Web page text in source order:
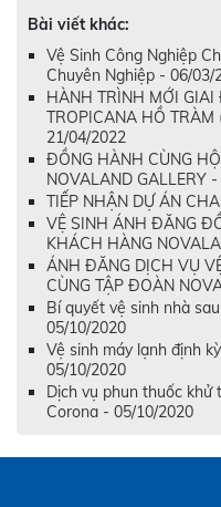
Bài viết khác:
Vệ Sinh Công Nghiệp
Chuyên Nghiệp - 06/03/
HÀNH TRÌNH MỚI GIAI
TROPICANA HỒ TRÀM
21/04/2022
ĐỒNG HÀNH CÙNG
NOVALAND GALLERY
TIẾP NHẬN DỰ ÁN
VỆ SINH ÁNH ĐĂNG
KHÁCH HÀNG
ÁNH ĐĂNG DỊCH VỤ
CÙNG TẬP ĐOÀN
Bí quyết vệ sinh nhà
05/10/2020
Vệ sinh máy lạnh định
05/10/2020
Dịch vụ phun thuốc
Corona - 05/10/2020